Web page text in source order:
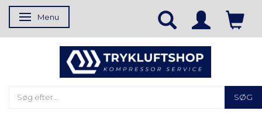
Skifte navigation
Menu
SØG